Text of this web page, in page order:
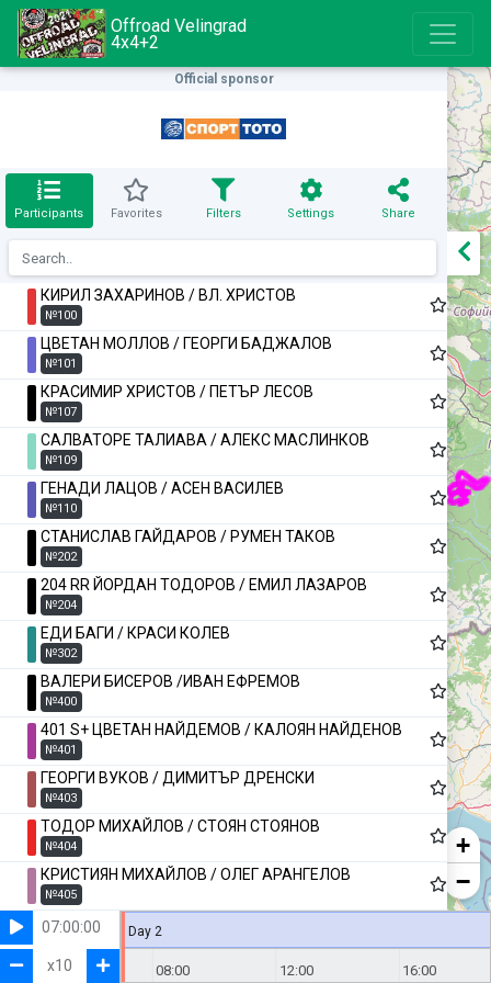
Offroad Velingrad
4x4+2
Official sponsor
Participants Favorites Filters Settings Share
КИРИЛ ЗАХАРИНОВ / ВЛ. ХРИСТОВ
№100
ЦВЕТАН МОЛЛОВ / ГЕОРГИ БАДЖАЛОВ
№101
КРАСИМИР ХРИСТОВ / ПЕТЪР ЛЕСОВ
№107
САЛВАТОРЕ ТАЛИАВА / АЛЕКС МАСЛИНКОВ
№109
ГЕНАДИ ЛАЦОВ / АСЕН ВАСИЛЕВ
№110
СТАНИСЛАВ ГАЙДАРОВ / РУМЕН ТАКОВ
№202
204 RR ЙОРДАН ТОДОРОВ / ЕМИЛ ЛАЗАРОВ
№204
ЕДИ БАГИ / КРАСИ КОЛЕВ
№302
ВАЛЕРИ БИСЕРОВ /ИВАН ЕФРЕМОВ
№400
401 S+ ЦВЕТАН НАЙДЕМОВ / КАЛОЯН НАЙДЕНОВ
№401
ГЕОРГИ ВУКОВ / ДИМИТЪР ДРЕНСКИ
№403
ТОДОР МИХАЙЛОВ / СТОЯН СТОЯНОВ
№404
КРИСТИЯН МИХАЙЛОВ / ОЛЕГ АРАНГЕЛОВ
№405
ДЕЯН СОТЕВ / ДИНКО ТОДОРОВ
ЕРКАН ЮМЕР / ТАНЕР ТАПАДЖЪ
+
−
Day 2
04:00 08:00 12:00 16:00
07:00:00
x10